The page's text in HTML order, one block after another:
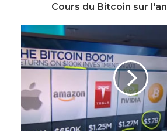
Cours du Bitcoin sur